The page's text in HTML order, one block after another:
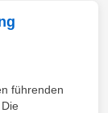
führenden